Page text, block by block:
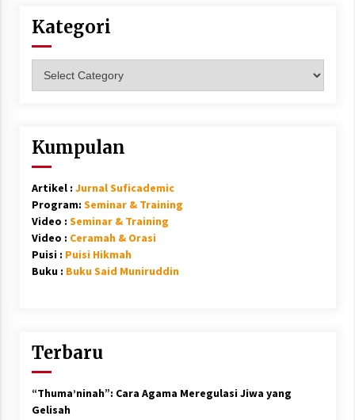
Kategori
Kumpulan
Artikel : Jurnal Suficademic
Program: Seminar & Training
Video : Seminar & Training
Video : Ceramah & Orasi
Puisi : Puisi Hikmah
Buku : Buku Said Muniruddin
Terbaru
“Thuma’ninah”: Cara Agama Meregulasi Jiwa yang
Gelisah